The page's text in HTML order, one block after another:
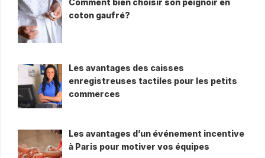
Comment bien choisir son peignoir en
coton gaufré?
Les avantages des caisses
enregistreuses tactiles pour les petits
commerces
Les avantages d’un événement incentive
à Paris pour motiver vos équipes